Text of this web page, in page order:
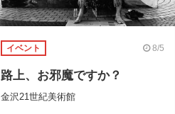
イベント 8/5
路上、お邪魔ですか？
金沢21世紀美術館